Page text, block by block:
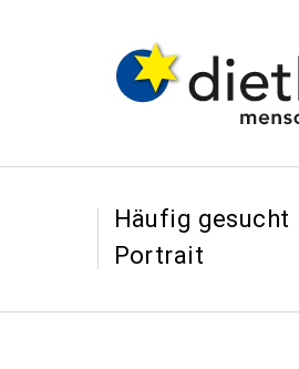
Navigieren
Häufig gesucht
Portrait